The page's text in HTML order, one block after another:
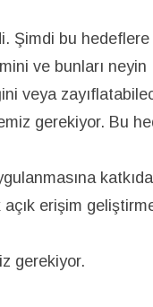
Şimdi bu hedeflere
ve bunları neyin
veya
gerekiyor. Bu
katkıda
erişim
gerekiyor.